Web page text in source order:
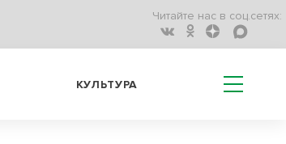
Читайте нас в соц.сетях:
КУЛЬТУРА